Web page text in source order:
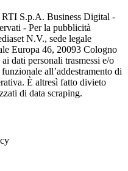
RTI S.p.A. Business Digital -
- Per la pubblicità
N.V., sede legale
Europa 46, 20093 Cologno
dati personali trasmessi e/o
all’addestramento di
È altresì fatto divieto
di data scraping.